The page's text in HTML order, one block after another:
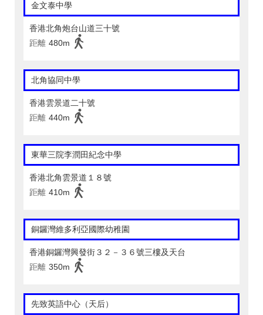
金文泰中學
香港北角炮台山道三十號
距離 480m
北角協同中學
香港雲景道二十號
距離 440m
東華三院李潤田紀念中學
香港北角雲景道１８號
距離 410m
銅鑼灣維多利亞國際幼稚園
香港銅鑼灣興發街３２－３６號三樓及天台
距離 350m
先致英語中心（天后）